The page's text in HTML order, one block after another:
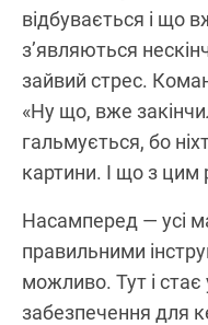
відбувається і що
з’являються
зайвий стрес.
«Ну що, вже
гальмується, бо
картини. І що з цим
Насамперед — усі
правильними
можливо. Тут і стає
забезпечення для